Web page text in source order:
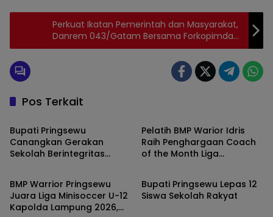
Perkuat Ikatan Pemerintah dan Masyarakat,
Danrem 043/Gatam Bersama Forkopimda
Safari Ramadhan ke Tuba
Pos Terkait
Daerah
Bupati Pringsewu
Canangkan Gerakan
Sekolah Berintegritas
Pelatih BMP Warior Idris
Raih Penghargaan Coach
of the Month Liga
12
Daerah
BMP Warrior Pringsewu
Juara Liga Minisoccer U-12
Kapolda Lampung 2026,
Daerah
Bupati Pringsewu Lepas 12
Siswa Sekolah Rakyat
Daerah